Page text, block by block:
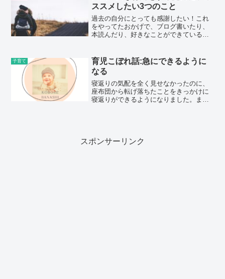
ススメしたい3つのこと
過去の自分にとっても感謝したい！これ
をやってたおかげで、ブログ書いたり、
本読んだり、好きなことができている！
い。妊娠中に必要な情報を整理するぶっ
ちゃけ、第一子が生まれるま...
子育て
育児こぼれ話:急にできるように
なる
寝返りの気配を全く見せなかったのに、
座布団から転げ落ちたことをきっかけに
寝返りができるようになりました。まだ
スポンサーリンク